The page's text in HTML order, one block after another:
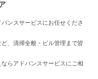
ンスサービスにお任せくださ
、清掃全般・ビル管理まで皆
らアドバンスサービスにご相